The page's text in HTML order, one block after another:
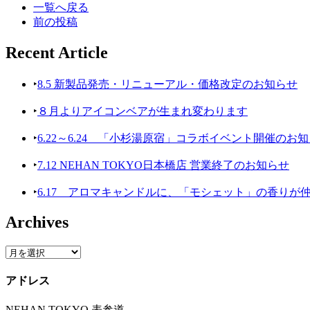
一覧へ戻る
前の投稿
Recent Article
‣8.5 新製品発売・リニューアル・価格改定のお知らせ
‣ ８月よりアイコンベアが生まれ変わります
‣6.22～6.24 「小杉湯原宿」コラボイベント開催のお
‣7.12 NEHAN TOKYO日本橋店 営業終了のお知らせ
‣6.17 アロマキャンドルに、「モシェット」の香りが
Archives
アドレス